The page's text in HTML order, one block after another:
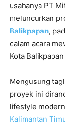
usahanya PT
meluncurkan
Balikpapan,
dalam acara
Kota Balikpapan
Mengusung
proyek ini
lifestyle
Kalimantan